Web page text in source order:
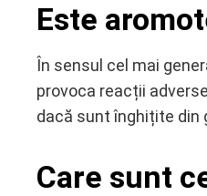
Este
În sensul cel mai
provoca reacții
dacă sunt înghițite din
Care sunt